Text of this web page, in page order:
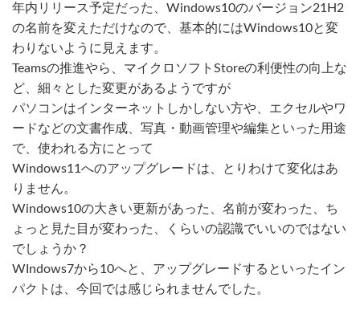
年内リリース予定だった、Windows10のバージョン21H2
の名前を変えただけなので、基本的にはWindows10と変
わりないように見えます。
Teamsの推進やら、マイクロソフトStoreの利便性の向上な
ど、細々とした変更があるようですが
パソコンはインターネットしかしない方や、エクセルやワ
ードなどの文書作成、写真・動画管理や編集といった用途
で、使われる方にとって
Windows11へのアップグレードは、とりわけて変化はあ
りません。
Windows10の大きい更新があった、名前が変わった、ち
ょっと見た目が変わった、くらいの認識でいいのではない
でしょうか？
WIndows7から10へと、アップグレードするといったイン
パクトは、今回では感じられませんでした。